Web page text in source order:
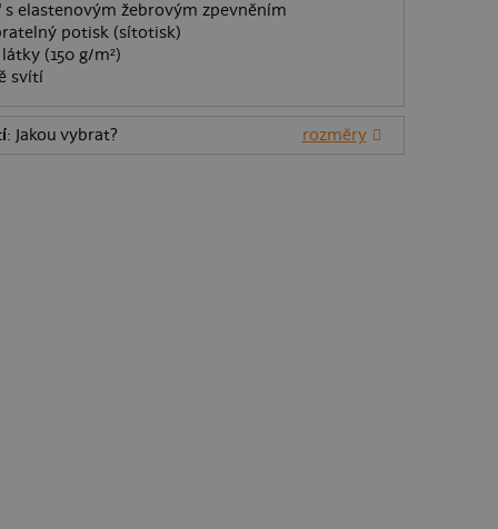
s elastenovým žebrovým zpevněním
potisk (sítotisk)
(150 g/m²)
svítí
: Jakou vybrat? rozměry